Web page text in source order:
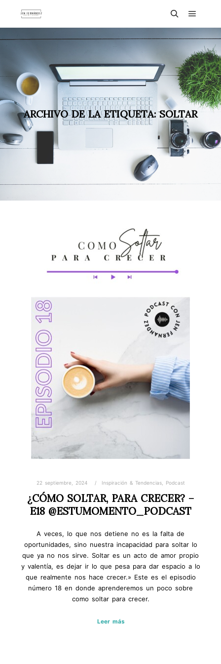
ARCHIVO DE LA ETIQUETA:SOLTAR
22 septiembre, 2024 Inspiración & Tendencias, Podcast
¿CÓMO SOLTAR, PARA CRECER? –
E18 @ESTUMOMENTO_PODCAST
A veces, lo que nos detiene no es la falta de
oportunidades, sino nuestra incapacidad para soltar lo
que ya no nos sirve. Soltar es un acto de amor propio
y valentía, es dejar ir lo que pesa para dar espacio a lo
que realmente nos hace crecer.» Este es el episodio
número 18 en donde aprenderemos un poco sobre
como soltar para crecer.
Leer más